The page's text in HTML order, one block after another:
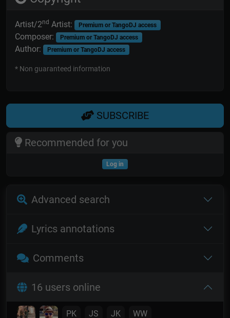
Artist/2nd Artist: Premium or TangoDJ access
Composer: Premium or TangoDJ access
Author: Premium or TangoDJ access
* Non guaranteed information
SUBSCRIBE
Recommended for you
Log in
Advanced search
Lyrics annotations
Comments
16 users online
PK JS JK WW